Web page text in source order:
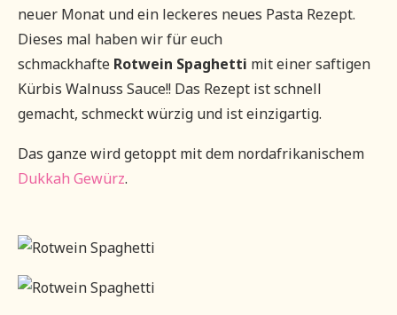
neuer Monat und ein leckeres neues Pasta Rezept.
Dieses mal haben wir für euch
schmackhafte Rotwein Spaghetti mit einer saftigen
Kürbis Walnuss Sauce!! Das Rezept ist schnell
gemacht, schmeckt würzig und ist einzigartig.
Das ganze wird getoppt mit dem nordafrikanischem
Dukkah Gewürz.